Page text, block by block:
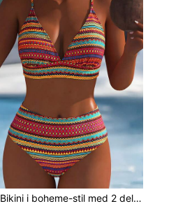
Bikini i boheme-stil med 2 dele, justerbar, til kvinder, strandferie, sommer, resort-tøj